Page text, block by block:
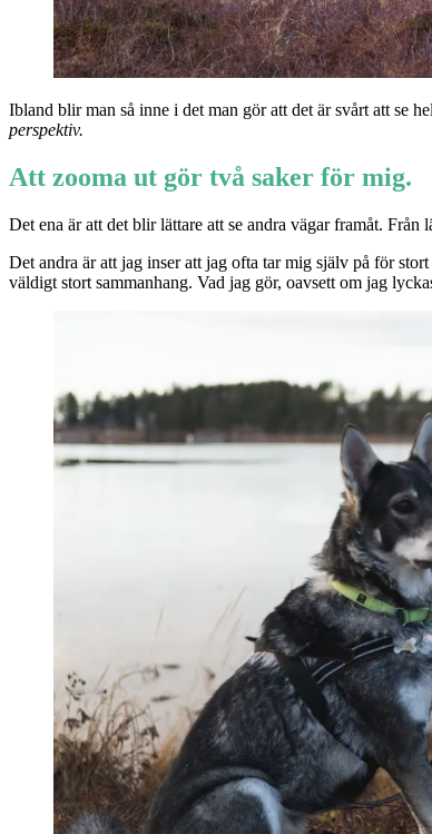
Ibland blir man så inne i det man gör att det är svårt att se
perspektiv.
Att zooma ut gör två saker för mig.
Det ena är att det blir lättare att se andra vägar framåt.
Det andra är att jag inser att jag ofta tar mig själv på för
väldigt stort sammanhang. Vad jag gör, oavsett om jag